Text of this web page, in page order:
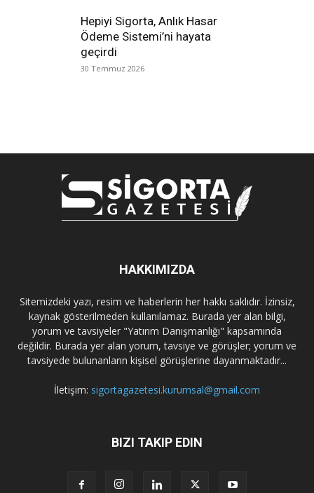
Hepiyi Sigorta, Anlık Hasar
Ödeme Sistemi’ni hayata
geçirdi
30 Temmuz 2026
HAKKIMIZDA
Sitemizdeki yazı, resim ve haberlerin her hakkı saklıdır. İzinsiz,
kaynak gösterilmeden kullanılamaz. Burada yer alan bilgi,
yorum ve tavsiyeler "Yatırım Danışmanlığı" kapsamında
değildir. Burada yer alan yorum, tavsiye ve görüşler; yorum ve
tavsiyede bulunanların kişisel görüşlerine dayanmaktadır...
İletişim: sigortagazetesi.kurumsal@gmail.com
BIZI TAKIP EDIN